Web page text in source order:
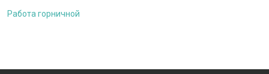
Работа горничной